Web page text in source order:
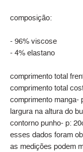
composição:
- 96% viscose
- 4% elastano
comprimento total
comprimento total
comprimento manga-
largura na altura do
contorno punho- p:
esses dados foram
as medições podem